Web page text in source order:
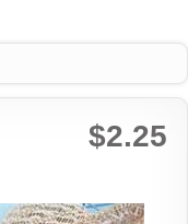
$2.25